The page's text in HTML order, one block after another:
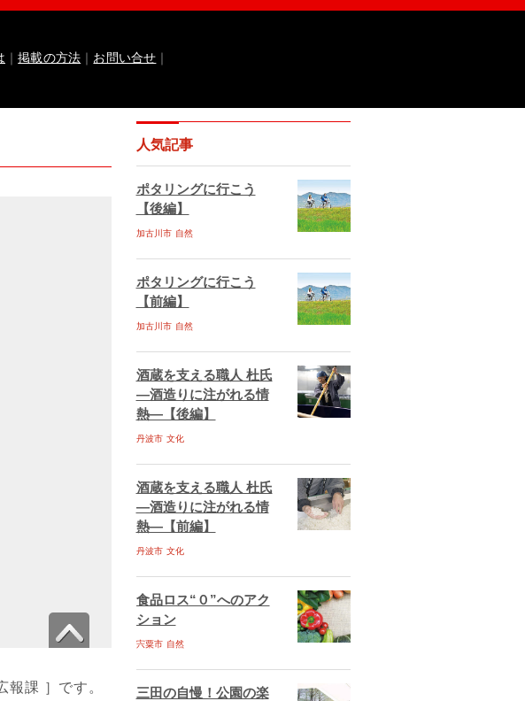
｜掲載の方法 ｜ お問い合せ ｜
もっと好きになる なるほどっ！山田錦
女子大学短期大学部 国際交流センター
神戸市ebooks
神戸市垂水区ebooks丹波市ebooks
福崎町ebooks
多可町ebooks佐用町ebooks
西脇市ebooks
加東市ebooks川西市ebooks
宍粟市ebooks
相生市ebooks稲美町ebooks
イベント情報イベント情報掲載のお申し込み
よくある質問サイトマップ
お問い合せ
セキュリティポリシー
報課 ］です。
人気記事
ポタリングに行こう
【後編】
加古川市 自然
ポタリングに行こう
【前編】
加古川市 自然
酒蔵を支える職人 杜氏
―酒造りに注がれる情
熱―【後編】
丹波市 文化
酒蔵を支える職人 杜氏
―酒造りに注がれる情
熱―【前編】
丹波市 文化
食品ロス“０”へのアク
ション
宍粟市 自然
三田の自慢！公園の楽